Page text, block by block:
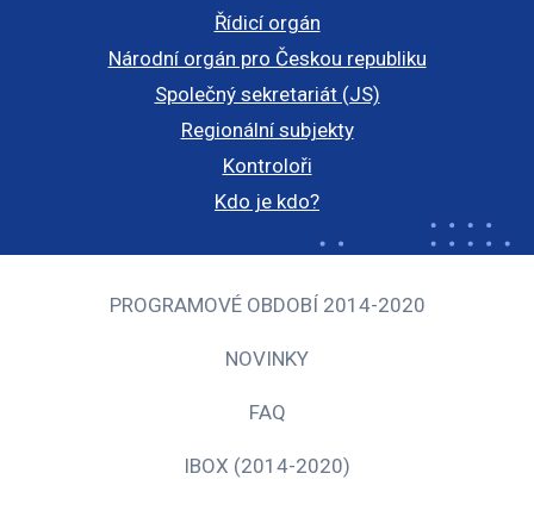
Řídicí orgán
Národní orgán pro Českou republiku
Společný sekretariát (JS)
Regionální subjekty
Kontroloři
Kdo je kdo?
PROGRAMOVÉ OBDOBÍ 2014-2020
NOVINKY
FAQ
IBOX (2014-2020)